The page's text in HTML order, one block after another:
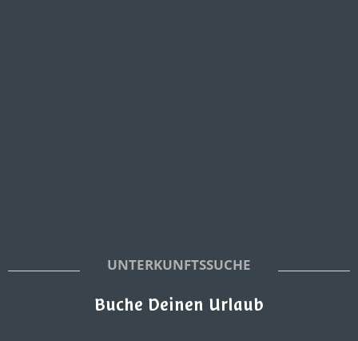
UNTERKUNFTSSUCHE
Buche Deinen Urlaub